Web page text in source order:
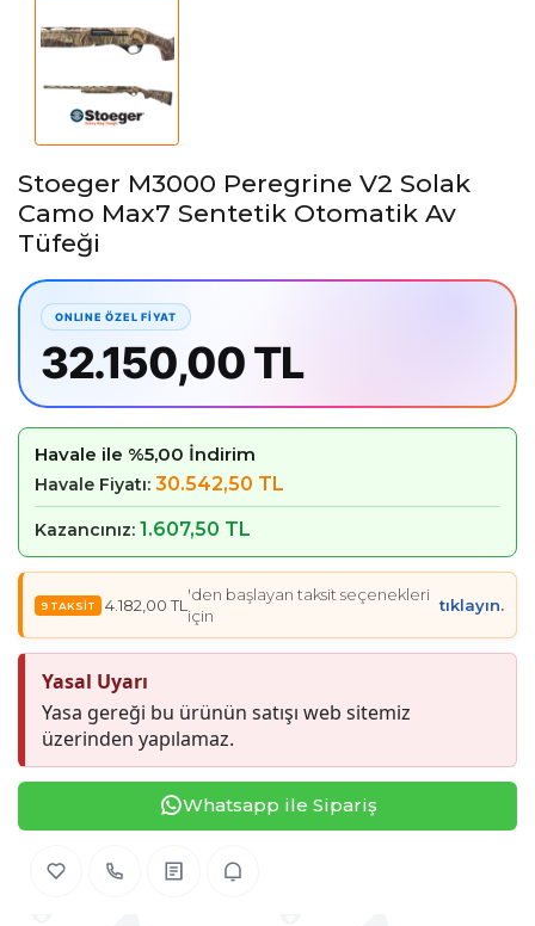
Stoeger M3000 Peregrine V2 Solak
Camo Max7 Sentetik Otomatik Av
Tüfeği
32.150,00 TL
Havale ile %5,00 İndirim
Havale Fiyatı: 30.542,50 TL
Kazancınız: 1.607,50 TL
4.182,00 TL
'den başlayan taksit seçenekleri
için
tıklayın.
Yasal Uyarı
Yasa gereği bu ürünün satışı web sitemiz
üzerinden yapılamaz.
Whatsapp ile Sipariş